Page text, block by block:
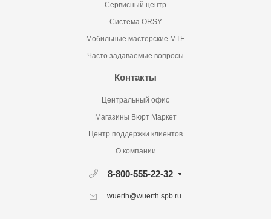
Сервисный центр
Система ORSY
Мобильные мастерские MTE
Часто задаваемые вопросы
Контакты
Центральный офис
Магазины Вюрт Маркет
Центр поддержки клиентов
О компании
8-800-555-22-32
wuerth@wuerth.spb.ru